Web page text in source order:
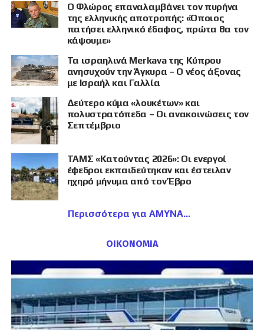
Ο Φλώρος επαναλαμβάνει τον πυρήνα
της ελληνικής αποτροπής: «Όποιος
πατήσει ελληνικό έδαφος, πρώτα θα τον
κάψουμε»
Τα ισραηλινά Merkava της Κύπρου
ανησυχούν την Άγκυρα – Ο νέος άξονας
με Ισραήλ και Γαλλία
Δεύτερο κύμα «λουκέτων» και
πολυστρατόπεδα – Οι ανακοινώσεις τον
Σεπτέμβριο
ΤΑΜΣ «Κατούντας 2026»: Οι ενεργοί
έφεδροι εκπαιδεύτηκαν και έστειλαν
ηχηρό μήνυμα από τον Έβρο
Περισσότερα για ΑΜΥΝΑ
ΟΙΚΟΝΟΜΙΑ